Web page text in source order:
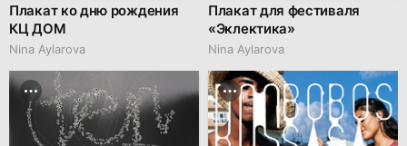
Плакат ко дню рождения
КЦ ДОМ
Nina Aylarova
Плакат для фестиваля
«Эклектика»
Nina Aylarova